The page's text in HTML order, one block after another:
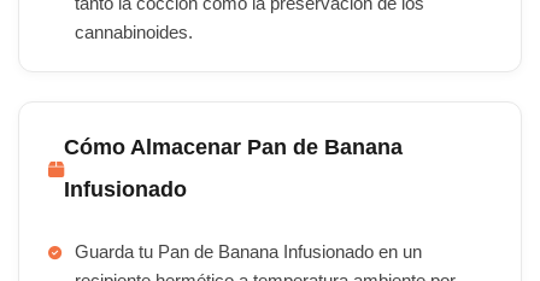
cannabinoides.
Cómo Almacenar Pan de Banana
Infusionado
Guarda tu Pan de Banana Infusionado en un